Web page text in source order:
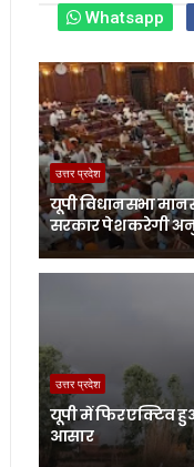
Whatsapp
उत्तर प्रदेश
यूपी विधानसभा
सरकार पेश करेगी
उत्तर प्रदेश
यूपी में फिर एक्टिव
आसार